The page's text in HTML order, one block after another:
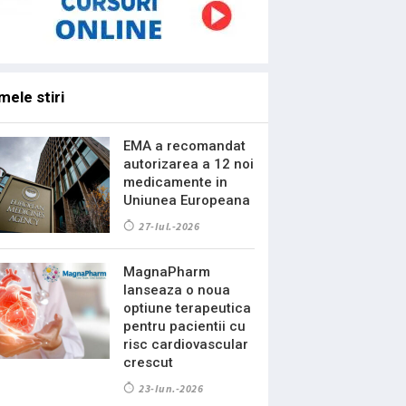
stiri
EMA a recomandat
autorizarea a 12 noi
medicamente in
Uniunea Europeana
27-Iul.-2026
MagnaPharm
lanseaza o noua
optiune terapeutica
pentru pacientii cu
risc cardiovascular
crescut
23-Iun.-2026